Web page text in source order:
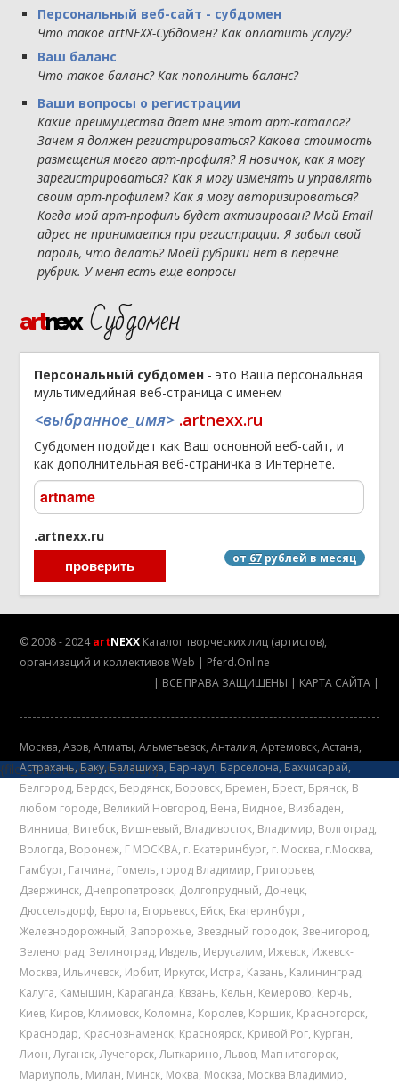
Персональный веб-сайт - субдомен
Что такое artNEXX-Субдомен? Как оплатить услугу?
Ваш баланс
Что такое баланс? Как пополнить баланс?
Ваши вопросы о регистрации
Какие преимущества дает мне этот арт-каталог?
Зачем я должен регистрироваться? Какова стоимость
размещения моего арт-профиля? Я новичок, как я могу
зарегистрироваться? Как я могу изменять и управлять
своим арт-профилем? Как я могу авторизироваться?
Когда мой арт-профиль будет активирован? Мой Email
адрес не принимается при регистрации. Я забыл свой
пароль, что делать? Моей рубрики нет в перечне
рубрик. У меня есть еще вопросы
artnexx Субдомен
Персональный субдомен - это Ваша персональная
мультимедийная веб-страница с именем
<выбранное_имя> .artnexx.ru
Субдомен подойдет как Ваш основной веб-сайт, и
как дополнительная веб-страничка в Интернете.
.artnexx.ru
от 67рублей в месяц
© 2008 - 2024artNEXX Каталог творческих лиц (артистов),
организаций и коллективовWeb | Pferd.Online
| ВСЕ ПРАВА ЗАЩИЩЕНЫ | КАРТА САЙТА|
Mосква,Азов,Алматы,Альметьевск,Анталия,Артемовск,Астана,
Астрахань,Баку,Балашиха, Барнаул, Барселона, Бахчисарай,
Белгород, Бердск, Бердянск, Боровск, Бремен, Брест, Брянск, В
любом городе, Великий Новгород, Вена, Видное, Визбаден,
Винница, Витебск, Вишневый, Владивосток, Владимир, Волгоград,
Вологда, Воронеж, Г МОСКВА, г. Екатеринбург, г. Москва, г.Москва,
Гамбург, Гатчина, Гомель, город Владимир, Григорьев,
Дзержинск, Днепропетровск, Долгопрудный, Донецк,
Дюссельдорф, Европа, Егорьевск, Ейск, Екатеринбург,
Железнодорожный, Запорожье, Звездный городок, Звенигород,
Зеленоград, Зелиноград, Ивдель, Иерусалим, Ижевск, Ижевск-
Москва, Ильичевск, Ирбит, Иркутск, Истра, Казань, Калининград,
Калуга, Камышин, Караганда, Квзань, Кельн, Кемерово, Керчь,
Киев, Киров, Климовск, Коломна, Королев, Коршик, Красногорск,
Краснодар, Краснознаменск, Красноярск, Кривой Рог, Курган,
Лион,Луганск,Лучегорск,Лыткарино,Львов, Магнитогорск,
Мариуполь, Милан, Минск, Моква, Москва, Москва Владимир,
{file_static/ru/counters.htm}